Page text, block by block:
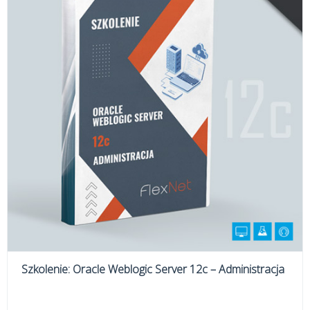
Szkolenie: Oracle Weblogic Server 12c – Administracja